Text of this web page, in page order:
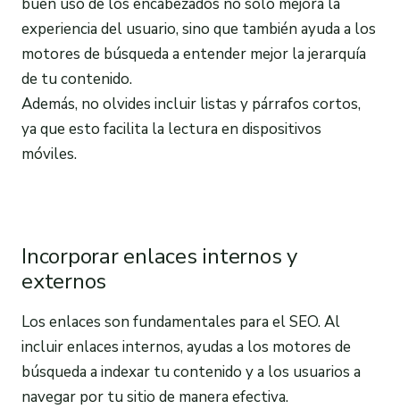
buen uso de los encabezados no solo mejora la
experiencia del usuario, sino que también ayuda a los
motores de búsqueda a entender mejor la jerarquía
de tu contenido.
Además, no olvides incluir listas y párrafos cortos,
ya que esto facilita la lectura en dispositivos
móviles.
Incorporar enlaces internos y
externos
Los enlaces son fundamentales para el SEO. Al
incluir enlaces internos, ayudas a los motores de
búsqueda a indexar tu contenido y a los usuarios a
navegar por tu sitio de manera efectiva.